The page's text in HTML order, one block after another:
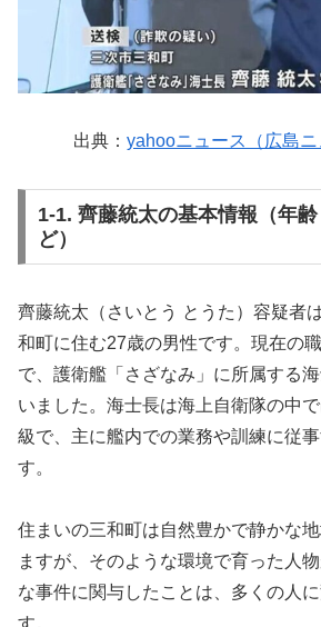
出典： yahooニュース（広島ニ
1-1. 齊藤統太の基本情報（年
ど）
齊藤統太（さいとう とうた）容疑者
和町に住む27歳の男性です。現在の
で、護衛艦「さざなみ」に所属する
いました。海士長は海上自衛隊の中
級で、主に艦内での業務や訓練に従
す。
住まいの三和町は自然豊かで静かな
ますが、そのような環境で育った人
な事件に関与したことは、多くの人